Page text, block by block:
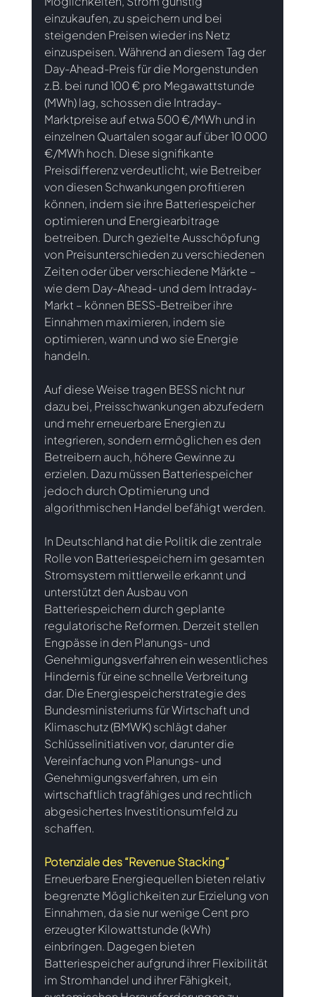
einzukaufen, zu speichern und bei
steigenden Preisen wieder ins Netz
einzuspeisen. Während an diesem Tag der
Day-Ahead-Preis für die Morgenstunden
z.B. bei rund 100 € pro Megawattstunde
(MWh) lag, schossen die Intraday-
Marktpreise auf etwa 500 €/MWh und in
einzelnen Quartalen sogar auf über 10 000
€/MWh hoch. Diese signifikante
Preisdifferenz verdeutlicht, wie Betreiber
von diesen Schwankungen profitieren
können, indem sie ihre Batteriespeicher
optimieren und Energiearbitrage
betreiben. Durch gezielte Ausschöpfung
von Preisunterschieden zu verschiedenen
Zeiten oder über verschiedene Märkte –
wie dem Day-Ahead- und dem Intraday-
Markt – können BESS-Betreiber ihre
Einnahmen maximieren, indem sie
optimieren, wann und wo sie Energie
handeln.
Auf diese Weise tragen BESS nicht nur
dazu bei, Preisschwankungen abzufedern
und mehr erneuerbare Energien zu
integrieren, sondern ermöglichen es den
Betreibern auch, höhere Gewinne zu
erzielen. Dazu müssen Batteriespeicher
jedoch durch Optimierung und
algorithmischen Handel befähigt werden.
In Deutschland hat die Politik die zentrale
Rolle von Batteriespeichern im gesamten
Stromsystem mittlerweile erkannt und
unterstützt den Ausbau von
Batteriespeichern durch geplante
regulatorische Reformen. Derzeit stellen
Engpässe in den Planungs- und
Genehmigungsverfahren ein wesentliches
Hindernis für eine schnelle Verbreitung
dar. Die Energiespeicherstrategie des
Bundesministeriums für Wirtschaft und
Klimaschutz (BMWK) schlägt daher
Schlüsselinitiativen vor, darunter die
Vereinfachung von Planungs- und
Genehmigungsverfahren, um ein
wirtschaftlich tragfähiges und rechtlich
abgesichertes Investitionsumfeld zu
schaffen.
Potenziale des “Revenue Stacking”
Erneuerbare Energiequellen bieten relativ
begrenzte Möglichkeiten zur Erzielung von
Einnahmen, da sie nur wenige Cent pro
erzeugter Kilowattstunde (kWh)
einbringen. Dagegen bieten
Batteriespeicher aufgrund ihrer Flexibilität
im Stromhandel und ihrer Fähigkeit,